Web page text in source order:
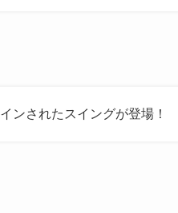
ンされたスイングが登場！